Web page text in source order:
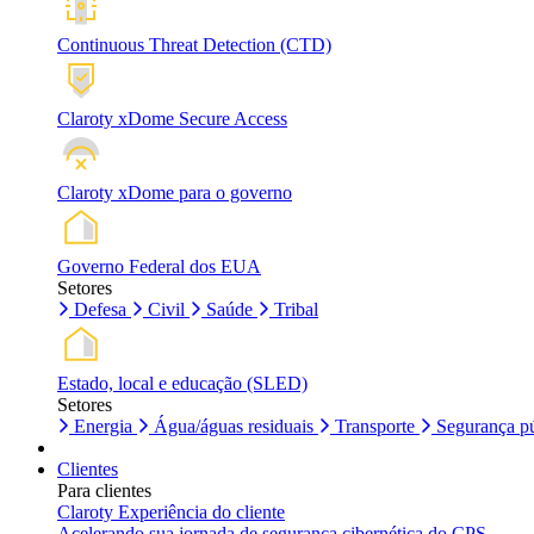
Continuous Threat Detection (CTD)
Claroty xDome Secure Access
Claroty xDome para o governo
Governo Federal dos EUA
Setores
Defesa
Civil Saúde Tribal
Estado, local e educação (SLED)
Setores
Energia
Água/águas residuais Transporte Segurança
Clientes
Para clientes
Claroty Experiência do cliente